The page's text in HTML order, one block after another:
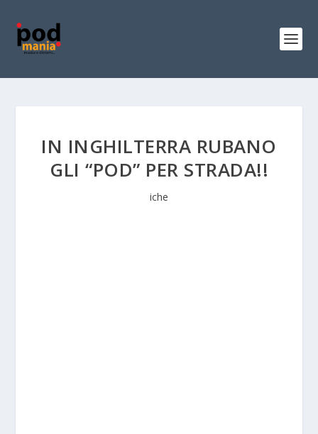
IN INGHILTERRA RUBANO
GLI “POD” PER STRADA!!
iche